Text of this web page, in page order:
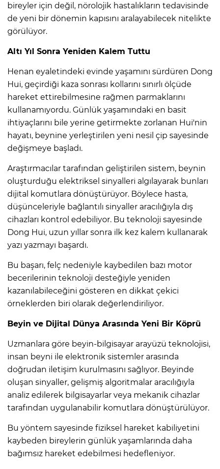
bireyler için değil, nörolojik hastalıkların tedavisinde
de yeni bir dönemin kapısını aralayabilecek nitelikte
görülüyor.
Altı Yıl Sonra Yeniden Kalem Tuttu
Henan eyaletindeki evinde yaşamını sürdüren Dong
Hui, geçirdiği kaza sonrası kollarını sınırlı ölçüde
hareket ettirebilmesine rağmen parmaklarını
kullanamıyordu. Günlük yaşamındaki en basit
ihtiyaçlarını bile yerine getirmekte zorlanan Hui'nin
hayatı, beynine yerleştirilen yeni nesil çip sayesinde
değişmeye başladı.
Araştırmacılar tarafından geliştirilen sistem, beynin
oluşturduğu elektriksel sinyalleri algılayarak bunları
dijital komutlara dönüştürüyor. Böylece hasta,
düşünceleriyle bağlantılı sinyaller aracılığıyla dış
cihazları kontrol edebiliyor. Bu teknoloji sayesinde
Dong Hui, uzun yıllar sonra ilk kez kalem kullanarak
yazı yazmayı başardı.
Bu başarı, felç nedeniyle kaybedilen bazı motor
becerilerinin teknoloji desteğiyle yeniden
kazanılabileceğini gösteren en dikkat çekici
örneklerden biri olarak değerlendiriliyor.
Beyin ve Dijital Dünya Arasında Yeni Bir Köprü
Uzmanlara göre beyin-bilgisayar arayüzü teknolojisi,
insan beyni ile elektronik sistemler arasında
doğrudan iletişim kurulmasını sağlıyor. Beyinde
oluşan sinyaller, gelişmiş algoritmalar aracılığıyla
analiz edilerek bilgisayarlar veya mekanik cihazlar
tarafından uygulanabilir komutlara dönüştürülüyor.
Bu yöntem sayesinde fiziksel hareket kabiliyetini
kaybeden bireylerin günlük yaşamlarında daha
bağımsız hareket edebilmesi hedefleniyor.